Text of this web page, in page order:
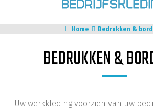
Home Bedrukken &
BEDRUKKEN &
Uw werkkleding voorzien van uw